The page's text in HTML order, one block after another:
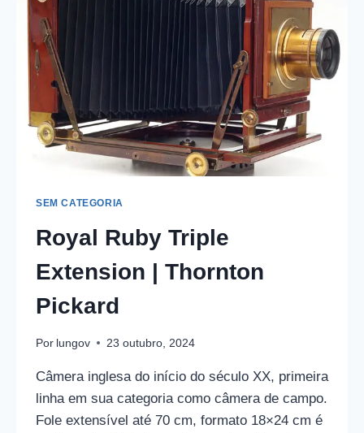
SEM CATEGORIA
Royal Ruby Triple
Extension | Thornton
Pickard
Por lungov 23 outubro, 2024
Câmera inglesa do início do século XX, primeira
linha em sua categoria como câmera de campo.
Fole extensível até 70 cm, formato 18×24 cm é